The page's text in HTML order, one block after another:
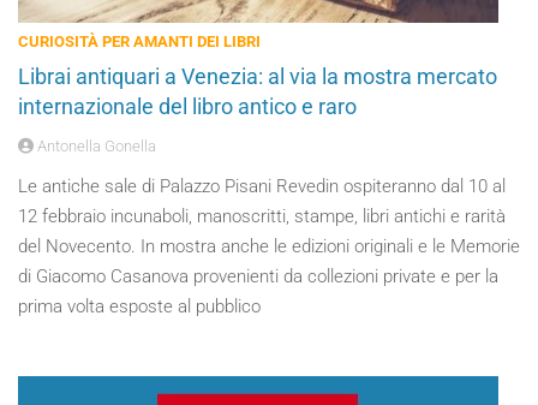
CURIOSITÀ PER AMANTI DEI LIBRI
Librai antiquari a Venezia: al via la mostra mercato
internazionale del libro antico e raro
Antonella Gonella
Le antiche sale di Palazzo Pisani Revedin ospiteranno dal 10 al
12 febbraio incunaboli, manoscritti, stampe, libri antichi e rarità
del Novecento. In mostra anche le edizioni originali e le Memorie
di Giacomo Casanova provenienti da collezioni private e per la
prima volta esposte al pubblico